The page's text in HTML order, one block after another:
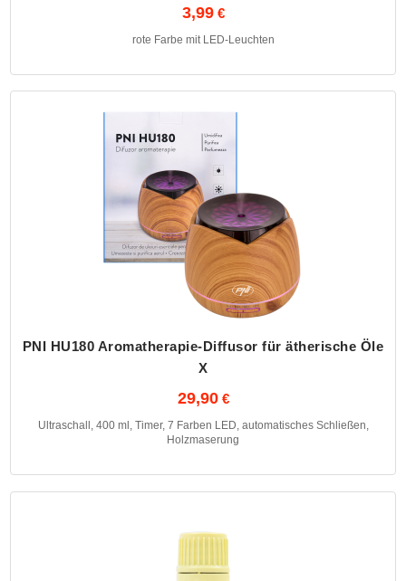
3,99
rote Farbe mit LED-Leuchten
PNI HU180 Aromatherapie-Diffusor für ätherische Öle
X
29,90
Ultraschall, 400 ml, Timer, 7 Farben LED, automatisches Schließen,
Holzmaserung